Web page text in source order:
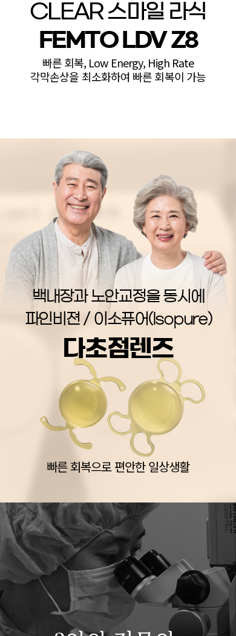
CLEAR 스마일 라식
FEMTO LDV Z8
빠른 회복, Low Energy, High Rate
각막손상을 최소화하여 빠른 회복이 가능
백내장과 노안교정을 동시에
파인비젼 / 이소퓨어(Isopure)
다초점렌즈
빠른 회복으로 편안한 일상생활